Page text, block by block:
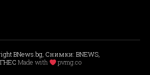
BNews.bg, Снимки: BNEWS,
Мade with pvmg.co